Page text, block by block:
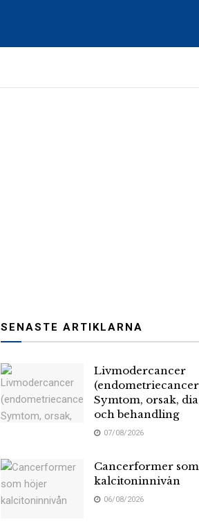
SENASTE ARTIKLARNA
Livmodercancer
Symtom, orsak,
och behandling
07/08/2026
Cancerformer
kalcitoninnivån
06/08/2026